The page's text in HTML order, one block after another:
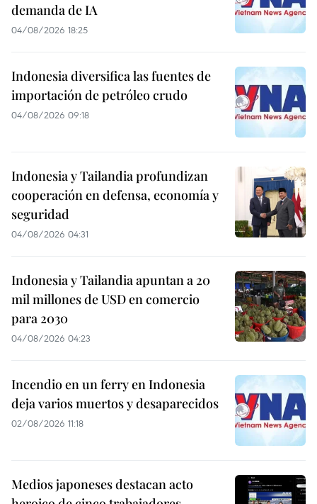
demanda de IA
04/08/2026 18:25
Indonesia diversifica las fuentes de
importación de petróleo crudo
04/08/2026 09:18
Indonesia y Tailandia profundizan
cooperación en defensa, economía y
seguridad
04/08/2026 04:31
Indonesia y Tailandia apuntan a 20
mil millones de USD en comercio
para 2030
04/08/2026 04:23
Incendio en un ferry en Indonesia
deja varios muertos y desaparecidos
02/08/2026 11:18
Medios japoneses destacan acto